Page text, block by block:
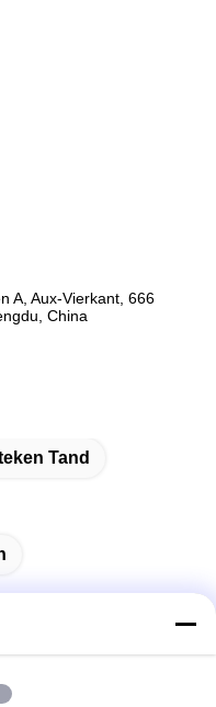
A, Aux-Vierkant, 666
China
Tand